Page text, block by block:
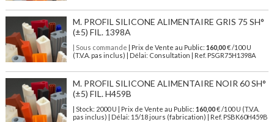
M. PROFIL SILICONE ALIMENTAIRE GRIS 75 SH°
(±5) FIL. 1398A
| Sous commande | Prix de Vente au Public: 160,00€ /100 U
(T.V.A. pas inclus) | Délai: Consultation | Ref. PSGR75H1398A
M. PROFIL SILICONE ALIMENTAIRE NOIR 60 SH°
(±5) FIL. H459B
| Stock: 2000 U | Prix de Vente au Public: 160,00€/100 U (T.V.A.
pas inclus)
| Délai: 15/18 jours (fabrication) | Ref. PSBK60H459B